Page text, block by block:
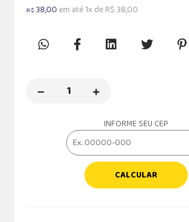
R$38,00 em até 1x de R$ 38,00
INFORME SEU CEP
CALCULAR